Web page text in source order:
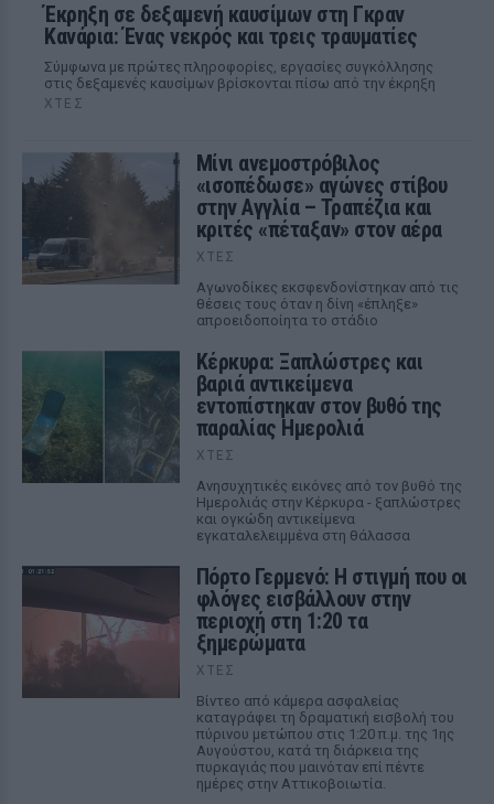
Έκρηξη σε δεξαμενή καυσίμων στη Γκραν
Κανάρια: Ένας νεκρός και τρεις τραυματίες
Σύμφωνα με πρώτες πληροφορίες, εργασίες συγκόλλησης
στις δεξαμενές καυσίμων βρίσκονται πίσω από την έκρηξη
ΧΤΕΣ
Μίνι ανεμοστρόβιλος
«ισοπέδωσε» αγώνες στίβου
στην Αγγλία – Τραπέζια και
κριτές «πέταξαν» στον αέρα
ΧΤΕΣ
Αγωνοδίκες εκσφενδονίστηκαν από τις
θέσεις τους όταν η δίνη «έπληξε»
απροειδοποίητα το στάδιο
Κέρκυρα: Ξαπλώστρες και
βαριά αντικείμενα
εντοπίστηκαν στον βυθό της
παραλίας Ημερολιά
ΧΤΕΣ
Ανησυχητικές εικόνες από τον βυθό της
Ημερολιάς στην Κέρκυρα - ξαπλώστρες
και ογκώδη αντικείμενα
εγκαταλελειμμένα στη θάλασσα
Πόρτο Γερμενό: Η στιγμή που οι
φλόγες εισβάλλουν στην
περιοχή στη 1:20 τα
ξημερώματα
ΧΤΕΣ
Βίντεο από κάμερα ασφαλείας
καταγράφει τη δραματική εισβολή του
πύρινου μετώπου στις 1:20 π.μ. της 1ης
Αυγούστου, κατά τη διάρκεια της
πυρκαγιάς που μαινόταν επί πέντε
ημέρες στην Αττικοβοιωτία.